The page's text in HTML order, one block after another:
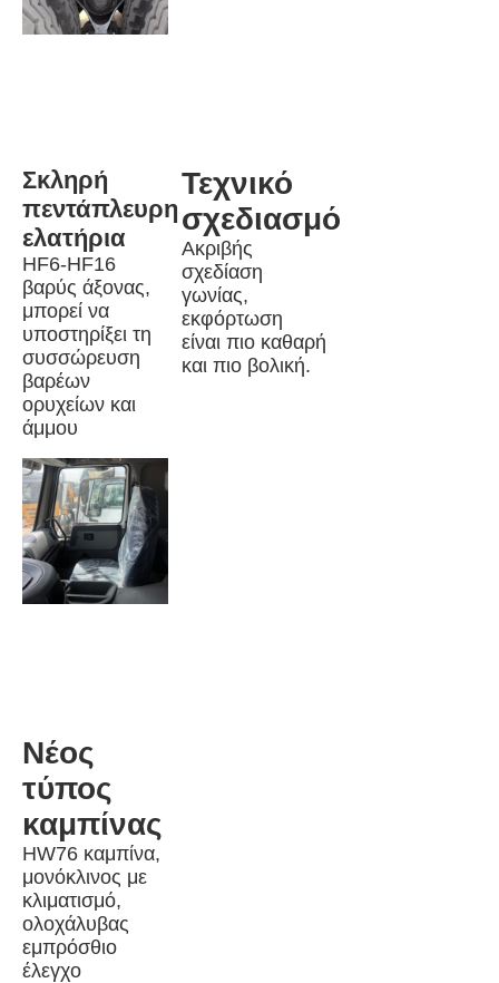
Σκληρή
πεντάπλευρη
ελατήρια
HF6-HF16
βαρύς άξονας,
μπορεί να
υποστηρίξει τη
συσσώρευση
βαρέων
ορυχείων και
άμμου
Τεχνικό
σχεδιασμό
Ακριβής
σχεδίαση
γωνίας,
εκφόρτωση
είναι πιο καθαρή
και πιο βολική.
Νέος
τύπος
καμπίνας
HW76 καμπίνα,
μονόκλινος με
κλιματισμό,
ολοχάλυβας
εμπρόσθιο
έλεγχο